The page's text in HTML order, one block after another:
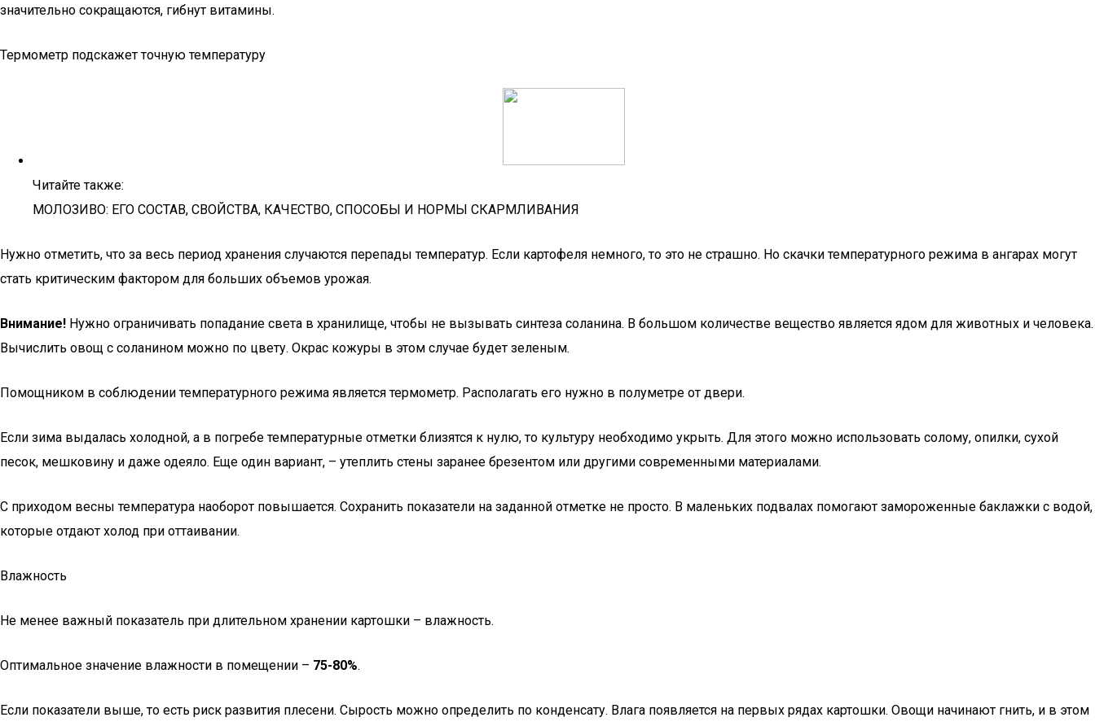
значительно сокращаются, гибнут витамины.
Термометр подскажет точную температуру
Читайте также:
МОЛОЗИВО: ЕГО СОСТАВ, СВОЙСТВА, КАЧЕСТВО, СПОСОБЫ И НОРМЫ СКАРМЛИВАНИЯ
Нужно отметить, что за весь период хранения случаются перепады температур. Если картофеля немного, то это не страшно. Но скачки температурного режима в ангарах могут
стать критическим фактором для больших объемов урожая.
Внимание! Нужно ограничивать попадание света в хранилище, чтобы не вызывать синтеза соланина. В большом количестве вещество является ядом для животных и человека.
Вычислить овощ с соланином можно по цвету. Окрас кожуры в этом случае будет зеленым.
Помощником в соблюдении температурного режима является термометр. Располагать его нужно в полуметре от двери.
Если зима выдалась холодной, а в погребе температурные отметки близятся к нулю, то культуру необходимо укрыть. Для этого можно использовать солому, опилки, сухой
песок, мешковину и даже одеяло. Еще один вариант, – утеплить стены заранее брезентом или другими современными материалами.
С приходом весны температура наоборот повышается. Сохранить показатели на заданной отметке не просто. В маленьких подвалах помогают замороженные баклажки с водой,
которые отдают холод при оттаивании.
Влажность
Не менее важный показатель при длительном хранении картошки – влажность.
Оптимальное значение влажности в помещении – 75-80%.
Если показатели выше, то есть риск развития плесени. Сырость можно определить по конденсату. Влага появляется на первых рядах картошки. Овощи начинают гнить, и в этом